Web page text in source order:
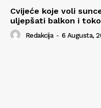
Cvijeće koje voli
uljepšati balkon i
Redakcija - 6 Augusta,